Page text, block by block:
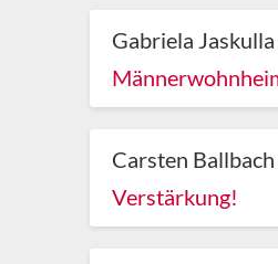
Gabriela Jaskulla
Carsten Ballbach
Verstärkung!